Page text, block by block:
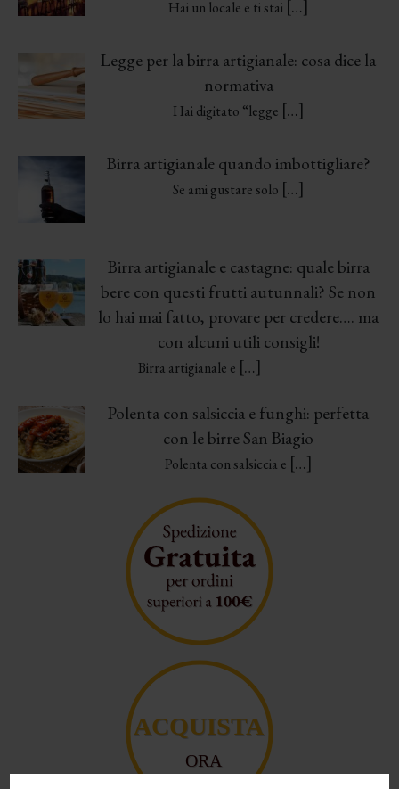
Hai un locale e ti stai […]
Legge per la birra artigianale: cosa dice la
normativa
Hai digitato “legge […]
Birra artigianale quando imbottigliare?
Se ami gustare solo […]
Birra artigianale e castagne: quale birra
bere con questi frutti autunnali? Se non
lo hai mai fatto, provare per credere…. ma
con alcuni utili consigli!
Birra artigianale e […]
Polenta con salsiccia e funghi: perfetta
con le birre San Biagio
Polenta con salsiccia e […]